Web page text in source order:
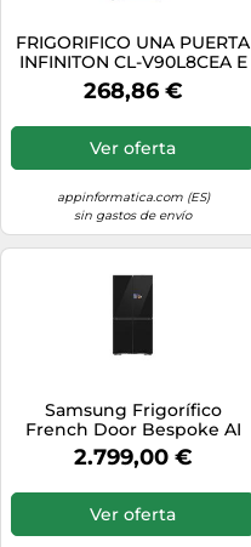
FRIGORIFICO UNA PUERTA
INFINITON CL-V90L8CEA E
ALTO 87,1 CM ANCHO 44,8
CM CREMA
268,86 €
Ver oferta
appinformatica.com (ES)
sin gastos de envío
Samsung Frigorífico
French Door Bespoke AI
185cm 654L Clase E Negro
RM90F67CECEF, Negro
2.799,00 €
Ver oferta